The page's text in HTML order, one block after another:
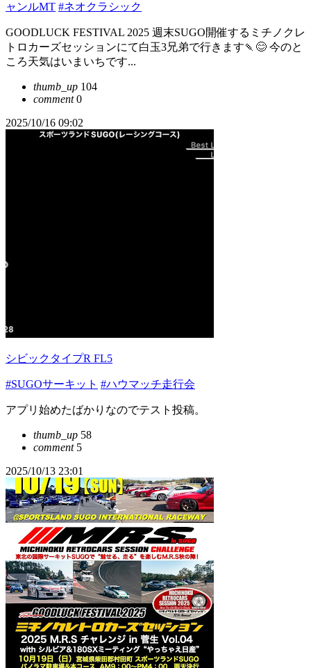
ャンルMT #ネオクラシック
GOODLUCK FESTIVAL 2025 週末SUGO開催するミチノクレ
トロカーズセッションにて白玉3兄弟で行きます🍡😊 今のと
ころ天気はいまいちです...
thumb_up 104
comment0
2025/10/16 09:02
シビックタイプR FL5
#SUGOサーキット #ハウマッチ走行会
アプリ始めたばかりなのでテスト投稿。
thumb_up 58
comment5
2025/10/13 23:01